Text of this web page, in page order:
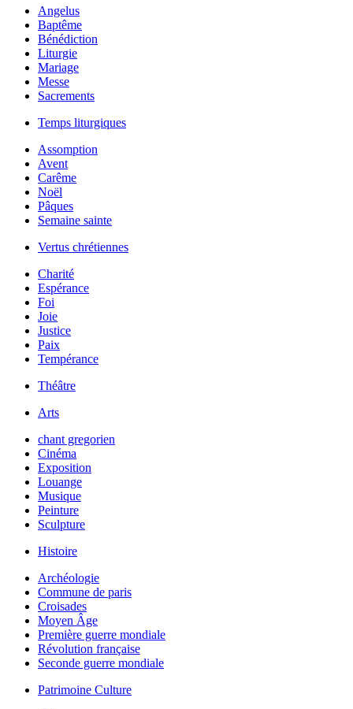
Angelus
Baptême
Bénédiction
Liturgie
Mariage
Messe
Sacrements
Temps liturgiques
Assomption
Avent
Carême
Noël
Pâques
Semaine sainte
Vertus chrétiennes
Charité
Espérance
Foi
Joie
Justice
Paix
Tempérance
Théâtre
Arts
chant gregorien
Cinéma
Exposition
Louange
Musique
Peinture
Sculpture
Histoire
Archéologie
Commune de paris
Croisades
Moyen Âge
Première guerre mondiale
Révolution française
Seconde guerre mondiale
Patrimoine Culture